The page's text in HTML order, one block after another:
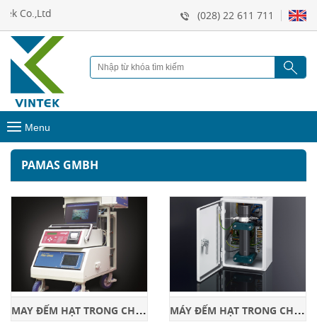
Co.,Ltd (028) 22 611 711
Menu
PAMAS GMBH
M
AY ĐẾM HẠT TRONG CHẤT LỎNG FSA-2002 M
ÁY ĐẾM HẠT TRONG CHẤT LỎNG